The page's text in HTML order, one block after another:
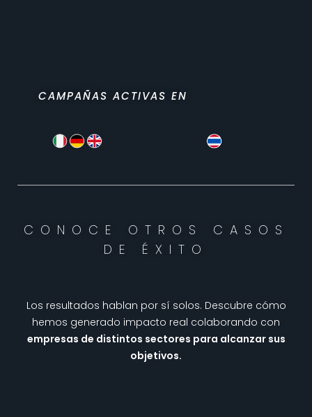
CAMPAÑAS ACTIVAS EN
CONOCE OTROS CASOS
DE ÉXITO
Los resultados hablan por sí solos. Descubre cómo
hemos generado impacto real colaborando con
empresas de distintos sectores para alcanzar sus
objetivos.